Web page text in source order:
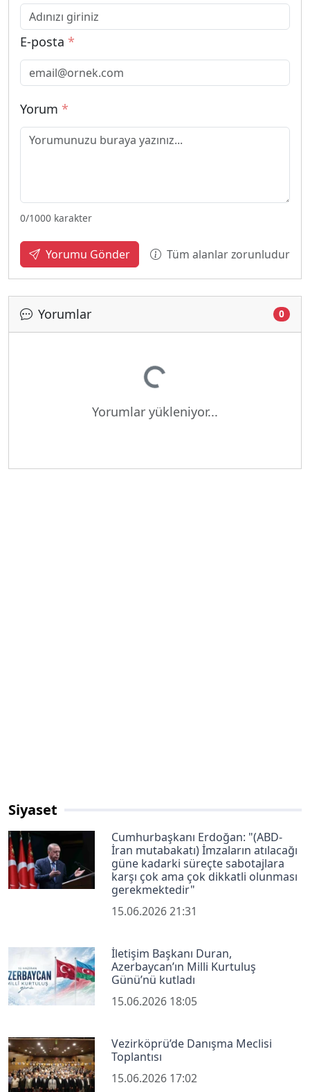
E-posta *
Yorum *
0/1000 karakter
Yorumu Gönder Tüm alanlar zorunludur
Yorumlar 0
Yükleniyor...
Yorumlar yükleniyor...
Siyaset
Cumhurbaşkanı Erdoğan: "(ABD-
İran mutabakatı) İmzaların atılacağı
güne kadarki süreçte sabotajlara
karşı çok ama çok dikkatli olunması
gerekmektedir"
15.06.2026 21:31
İletişim Başkanı Duran,
Azerbaycan’ın Milli Kurtuluş
Günü’nü kutladı
15.06.2026 18:05
Vezirköprü’de Danışma Meclisi
Toplantısı
15.06.2026 17:02